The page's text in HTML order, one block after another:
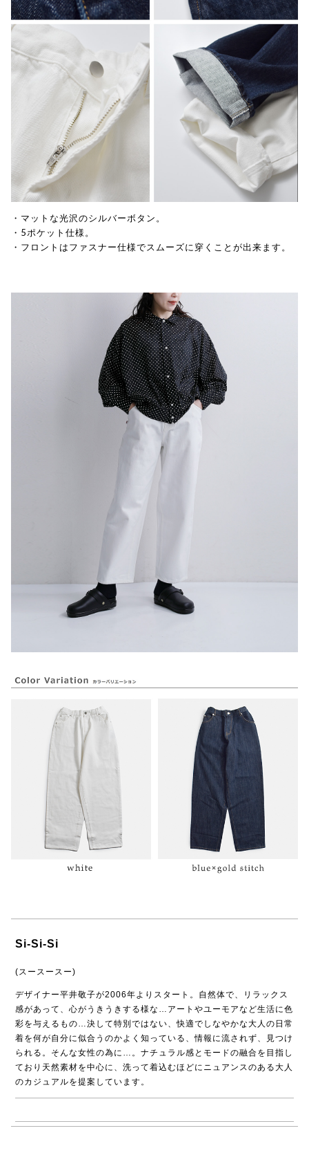
・マットな光沢のシルバーボタン。
・5ポケット仕様。
・フロントはファスナー仕様でスムーズに穿くことが出来ます。
Si-Si-Si
(スースースー)
デザイナー平井敬子が2006年よりスタート。自然体で、リラックス
感があって、心がうきうきする様な…アートやユーモアなど生活に色
彩を与えるもの…決して特別ではない、快適でしなやかな大人の日常
着を何が自分に似合うのかよく知っている、情報に流されず、見つけ
られる。そんな女性の為に…。ナチュラル感とモードの融合を目指し
ており天然素材を中心に、洗って着込むほどにニュアンスのある大人
のカジュアルを提案しています。